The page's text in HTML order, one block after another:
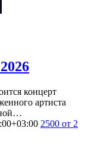
концерт
артиста
2500 от 2